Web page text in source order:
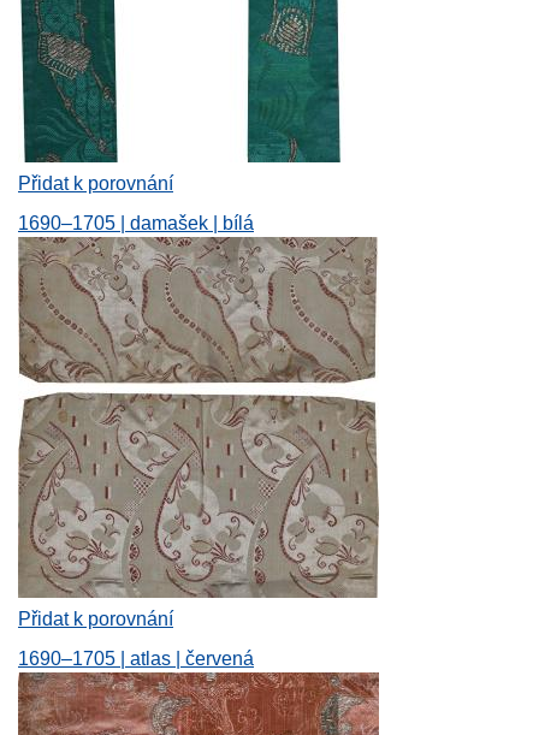
Přidat k porovnání
1690–1705 | damašek | bílá
Přidat k porovnání
1690–1705 | atlas | červená